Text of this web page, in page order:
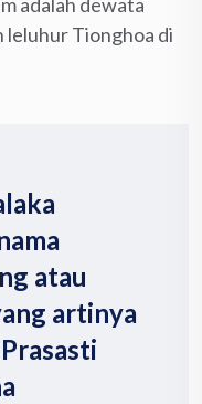
leluhur Tionghoa di
atau
artinya